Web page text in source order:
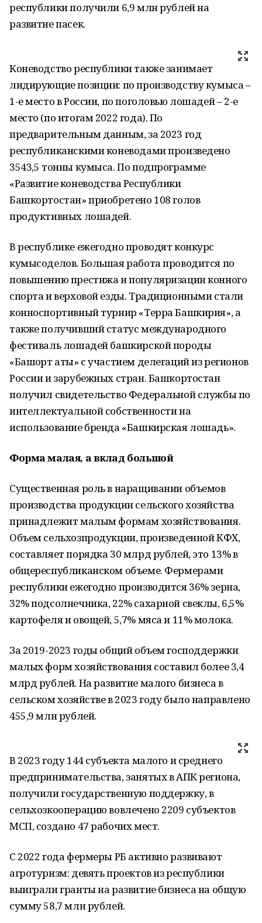
республики получили 6,9 млн рублей на
развитие пасек.
Коневодство республики также занимает
лидирующие позиции: по производству кумыса –
1-е место в России, по поголовью лошадей – 2-е
место (по итогам 2022 года). По
предварительным данным, за 2023 год
республиканскими коневодами произведено
3543,5 тонны кумыса. По подпрограмме
«Развитие коневодства Республики
Башкортостан» приобретено 108 голов
продуктивных лошадей.
В республике ежегодно проводят конкурс
кумысоделов. Большая работа проводится по
повышению престижа и популяризации конного
спорта и верховой езды. Традиционными стали
конноспортивный турнир «Терра Башкирия», а
также получивший статус международного
фестиваль лошадей башкирской породы
«Башҡорт аты» с участием делегаций из регионов
России и зарубежных стран. Башкортостан
получил свидетельство Федеральной службы по
интеллектуальной собственности на
использование бренда «Башкирская лошадь».
Форма малая, а вклад большой
Существенная роль в наращивании объемов
производства продукции сельского хозяйства
принадлежит малым формам хозяйствования.
Объем сельхозпродукции, произведенной КФХ,
составляет порядка 30 млрд рублей, это 13% в
общереспубликанском объеме. Фермерами
республики ежегодно производится 36% зерна,
32% подсолнечника, 22% сахарной свеклы, 6,5%
картофеля и овощей, 5,7% мяса и 11% молока.
За 2019-2023 годы общий объем господдержки
малых форм хозяйствования составил более 3,4
млрд рублей. На развитие малого бизнеса в
сельском хозяйстве в 2023 году было направлено
455,9 млн рублей.
В 2023 году 144 субъекта малого и среднего
предпринимательства, занятых в АПК региона,
получили государственную поддержку, в
сельхозкооперацию вовлечено 2209 субъектов
МСП, создано 47 рабочих мест.
С 2022 года фермеры РБ активно развивают
агротуризм: девять проектов из республики
выиграли гранты на развитие бизнеса на общую
сумму 58,7 млн рублей.